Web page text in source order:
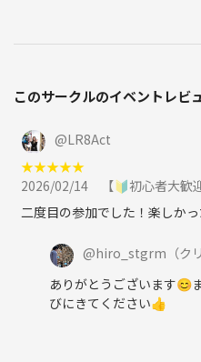
このサークルのイベントレビ
@LR8Act
★★★★★
2026/02/14
【🔰初心者大
二度目の参加でした！楽しか
@hiro_stgrm （ク
ありがとうございます😊
びにきてください👍